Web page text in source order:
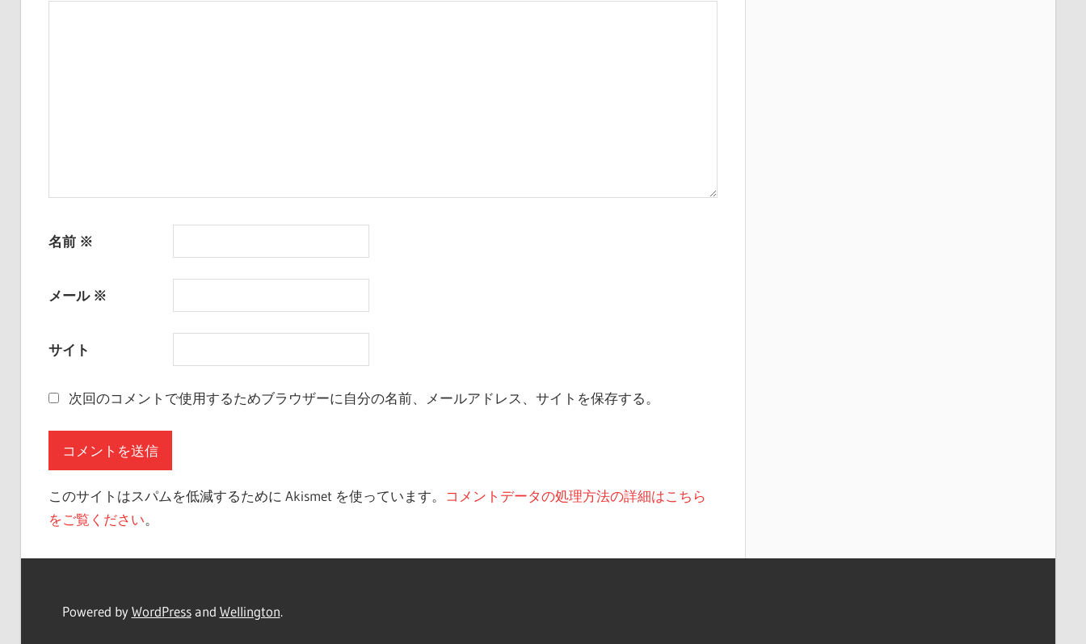
名前 ※
メール ※
サイト
次回のコメントで使用するためブラウザーに自分の名前、メールアドレス、サイトを保存する。
このサイトはスパムを低減するために Akismet を使っています。
コメントデータの処理方法の詳細はこちら
をご覧ください。
Powered byWordPressand Wellington.